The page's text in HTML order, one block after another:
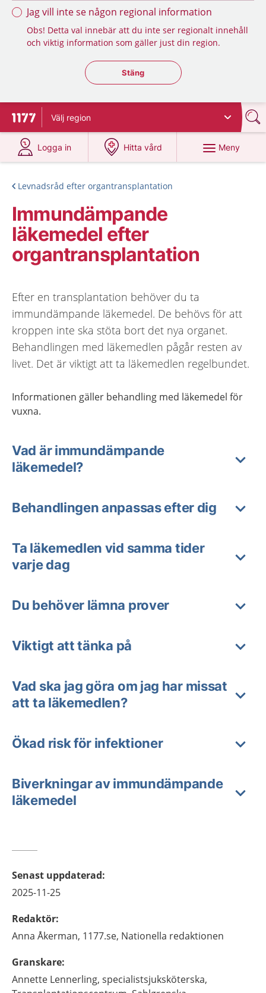
Jag vill inte se någon regional information
Obs! Detta val innebär att du inte ser regionalt innehåll
och viktig information som gäller just din region.
Stäng regionsväljaren
Stäng
Till startsidan för 1177
Välj region
Logga in
på 1177.se
Hitta vård
på 1177.se
Meny
Levnadsråd efter organtransplantation
Immundämpande
läkemedel efter
organtransplantation
Efter en transplantation behöver du ta
immundämpande läkemedel. De behövs för att
kroppen inte ska stöta bort det nya organet.
Behandlingen med läkemedlen pågår resten av
livet. Det är viktigt att ta läkemedlen regelbundet.
Informationen gäller behandling med läkemedel för
vuxna.
Vad är immundämpande
läkemedel?
Behandlingen anpassas efter dig
Ta läkemedlen vid samma tider
varje dag
Du behöver lämna prover
Viktigt att tänka på
Vad ska jag göra om jag har missat
att ta läkemedlen?
Ökad risk för infektioner
Biverkningar av immundämpande
läkemedel
Senast uppdaterad:
2025-11-25
Redaktör:
Anna Åkerman, 1177.se, Nationella redaktionen
Granskare:
Annette Lennerling, specialistsjuksköterska,